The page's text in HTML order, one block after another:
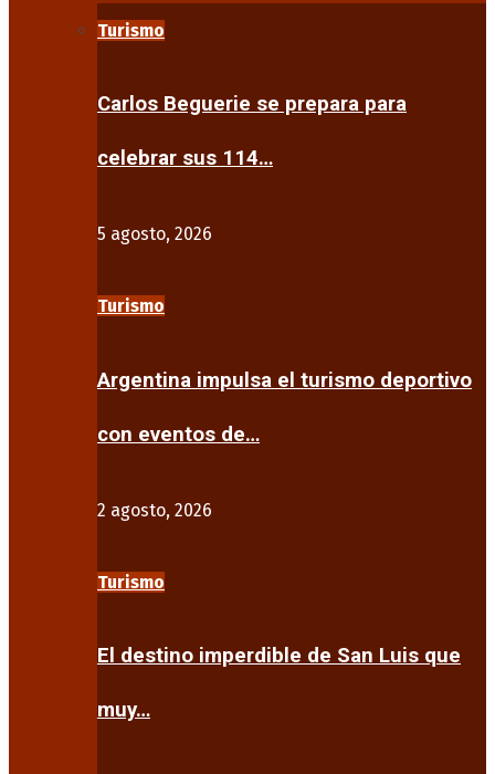
Turismo
Carlos Beguerie se prepara para
celebrar sus 114…
5 agosto, 2026
Turismo
Argentina impulsa el turismo deportivo
con eventos de…
2 agosto, 2026
Turismo
El destino imperdible de San Luis que
muy…